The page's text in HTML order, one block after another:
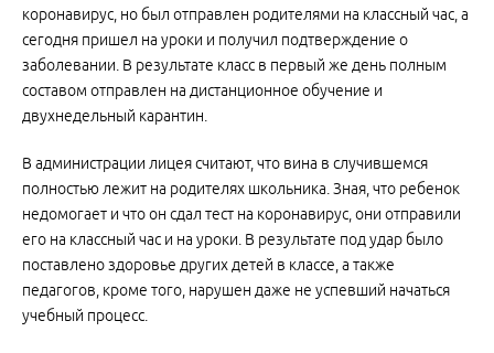
коронавирус, но был отправлен родителями на классный час, а
сегодня пришел на уроки и получил подтверждение о
заболевании. В результате класс в первый же день полным
составом отправлен на дистанционное обучение и
двухнедельный карантин.
В администрации лицея считают, что вина в случившемся
полностью лежит на родителях школьника. Зная, что ребенок
недомогает и что он сдал тест на коронавирус, они отправили
его на классный час и на уроки. В результате под удар было
поставлено здоровье других детей в классе, а также
педагогов, кроме того, нарушен даже не успевший начаться
учебный процесс.